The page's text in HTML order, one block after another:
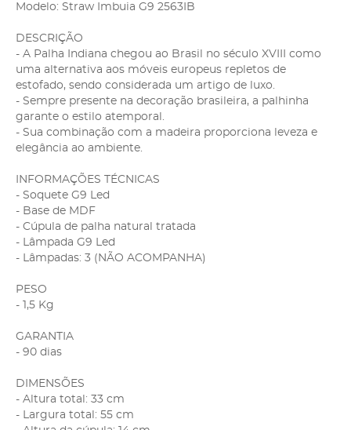
Modelo: Straw Imbuia G9 2563IB
DESCRIÇÃO
- A Palha Indiana chegou ao Brasil no século XVIII como
uma alternativa aos móveis europeus repletos de
estofado, sendo considerada um artigo de luxo.
- Sempre presente na decoração brasileira, a palhinha
garante o estilo atemporal.
- Sua combinação com a madeira proporciona leveza e
elegância ao ambiente.
INFORMAÇÕES TÉCNICAS
- Soquete G9 Led
- Base de MDF
- Cúpula de palha natural tratada
- Lâmpada G9 Led
- Lâmpadas: 3 (NÃO ACOMPANHA)
PESO
- 1,5 Kg
GARANTIA
- 90 dias
DIMENSÕES
- Altura total: 33 cm
- Largura total: 55 cm